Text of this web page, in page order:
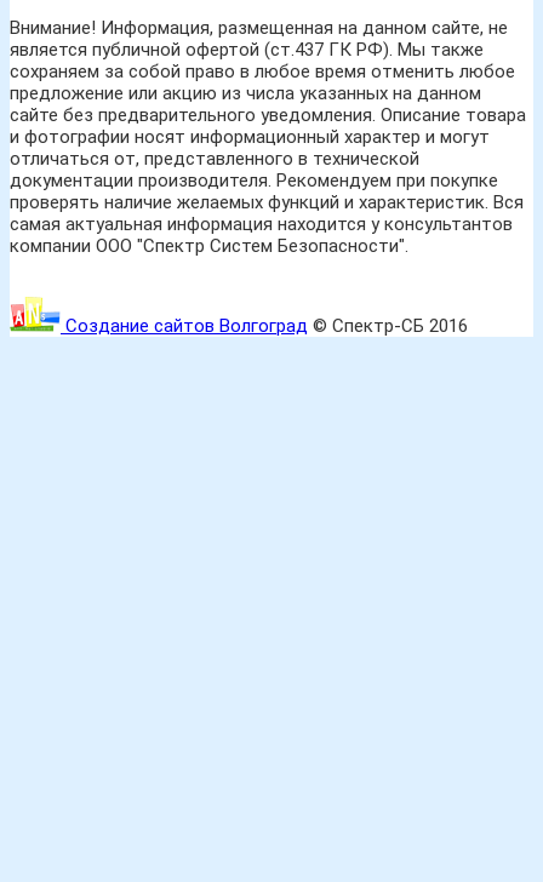
Внимание! Информация, размещенная на данном сайте, не
является публичной офертой (ст.437 ГК РФ). Мы также
сохраняем за собой право в любое время отменить любое
предложение или акцию из числа указанных на данном
сайте без предварительного уведомления. Описание товара
и фотографии носят информационный характер и могут
отличаться от, представленного в технической
документации производителя. Рекомендуем при покупке
проверять наличие желаемых функций и характеристик. Вся
самая актуальная информация находится у консультантов
компании ООО "Спектр Систем Безопасности".
Создание сайтов Волгоград © Спектр-СБ 2016